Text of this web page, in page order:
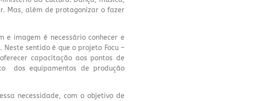
Mas, além de protagonizar o fazer
e imagem é necessário conhecer e
sentido é que o projeto Focu –
capacitação aos pontos de
dos equipamentos de produção
necessidade, com o objetivo de